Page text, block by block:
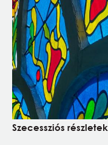
Szecessziós részletek